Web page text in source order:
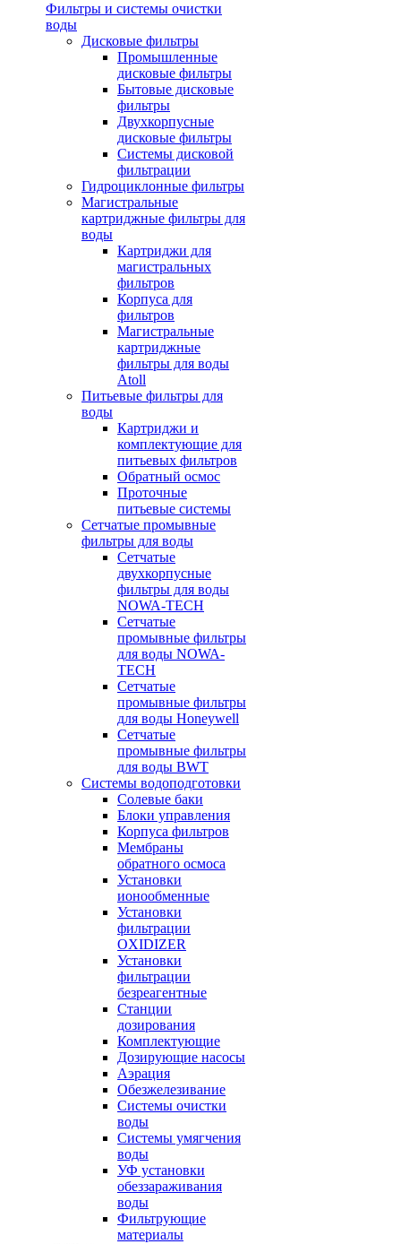
Фильтры и системы очистки
воды
Дисковые фильтры
Промышленные
дисковые фильтры
Бытовые дисковые
фильтры
Двухкорпусные
дисковые фильтры
Системы дисковой
фильтрации
Гидроциклонные фильтры
Магистральные
картриджные фильтры для
воды
Картриджи для
магистральных
фильтров
Корпуса для
фильтров
Магистральные
картриджные
фильтры для воды
Atoll
Питьевые фильтры для
воды
Картриджи и
комплектующие для
питьевых фильтров
Обратный осмос
Проточные
питьевые системы
Сетчатые промывные
фильтры для воды
Сетчатые
двухкорпусные
фильтры для воды
NOWA-TECH
Сетчатые
промывные фильтры
для воды NOWA-
TECH
Сетчатые
промывные фильтры
для воды Honeywell
Сетчатые
промывные фильтры
для воды BWT
Системы водоподготовки
Солевые баки
Блоки управления
Корпуса фильтров
Мембраны
обратного осмоса
Установки
ионообменные
Установки
фильтрации
OXIDIZER
Установки
фильтрации
безреагентные
Станции
дозирования
Комплектующие
Дозирующие насосы
Аэрация
Обезжелезивание
Системы очистки
воды
Системы умягчения
воды
УФ установки
обеззараживания
воды
Фильтрующие
материалы